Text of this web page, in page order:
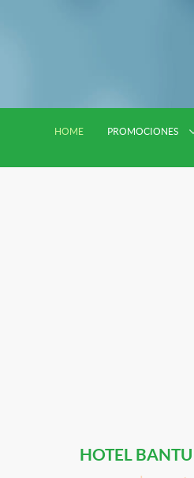
HOME PROMOCIONES
HOTEL